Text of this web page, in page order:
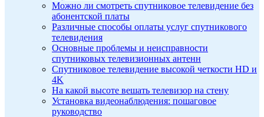
Можно ли смотреть спутниковое телевидение без
абонентской платы
Различные способы оплаты услуг спутникового
телевидения
Основные проблемы и неисправности
спутниковых телевизионных антенн
Спутниковое телевидение высокой четкости HD и
4K
На какой высоте вешать телевизор на стену
Установка видеонаблюдения: пошаговое
руководство